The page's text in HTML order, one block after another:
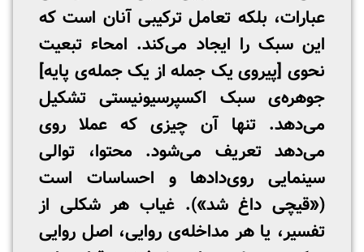
عبارات، بلکه تعامل ترکیبی آنان است که
این سبک را ایجاد می‌کند. امحاء تبعیت
نحوی [پیروی یک جمله از یک جمله‌ی پایه]
جوهره‌ی سبک اکسپرسیونیستی تشکیل
می‌دهد. تنها آن چیزی که عملا روی
می‌دهد تعریف می‌شود. محتوا، توالی
سینمایی روی‌دادها و احساسات است
(«قیچی داغ شد»). غیاب هر شکلی از
تفسیر، یا هر مداخله‌ی روایی، اصل روایی